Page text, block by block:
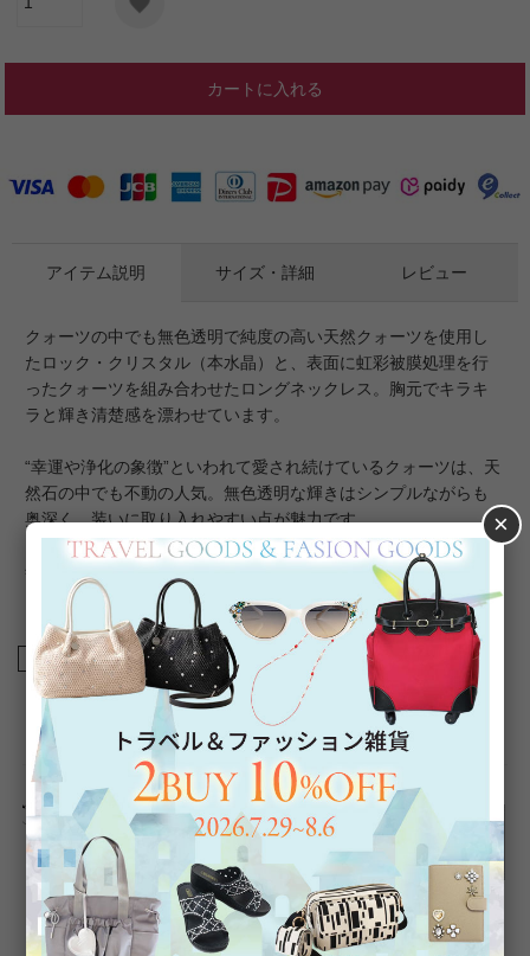
カートに入れる
アイテム説明
クォーツの中でも無色透明で純度の高い天然クォーツを使用し
たロック・クリスタル（本水晶）と、表面に虹彩被膜処理を行
ったクォーツを組み合わせたロングネックレス。胸元でキラキ
ラと輝き清楚感を漂わせています。
“幸運や浄化の象徴”といわれて愛され続けているクォーツは、天
然石の中でも不動の人気。無色透明な輝きはシンプルながらも
奥深く、装いに取り入れやすい点が魅力です。
年齢を問わず、カジュアルからパーティーシーンまで、幅広く
ご利用いただけます。
サイズ・詳細 レビュー
商品番号 1250011
返品について
×